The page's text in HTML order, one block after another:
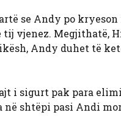
se Andy po
tij vjenez. Megjithatë,
Andy duhet të
i sigurt pak para
shtëpi pasi Andi